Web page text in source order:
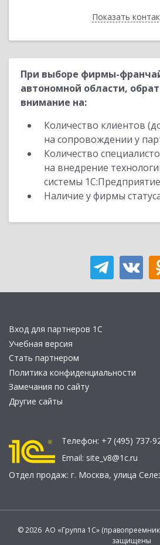
ПоказатьНазад
При выборе фирмы-
автономной области,
внимание на:
Количество клиентов
на сопровождении у
Количество
на внедрение
системы
Наличие у фирмы
Вход для партнеров 1С
Учебная версия
Стать партнером
Политика конфиденциальности
Замечания по сайту
Другие сайты
Телефон: +7 (495) 737-
Email: site_v8@1c.ru
Отдел продаж: г. Москва, улица
© 2026 АО «Группа 1С» (правопреемник
защищены